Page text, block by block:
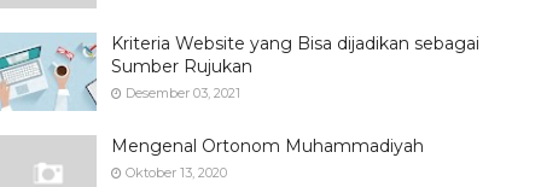
Kriteria Website yang Bisa dijadikan sebagai
Sumber Rujukan
Desember 03, 2021
Mengenal Ortonom Muhammadiyah
Oktober 13, 2020